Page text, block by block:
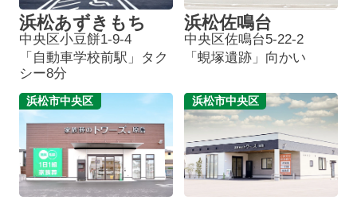
浜松あずきもち
中央区小豆餅1-9-4
「自動車学校前駅」タク
シー8分
浜松佐鳴台
中央区佐鳴台5-22-2
「蜆塚遺跡」向かい
浜松市中央区 浜松市中央区